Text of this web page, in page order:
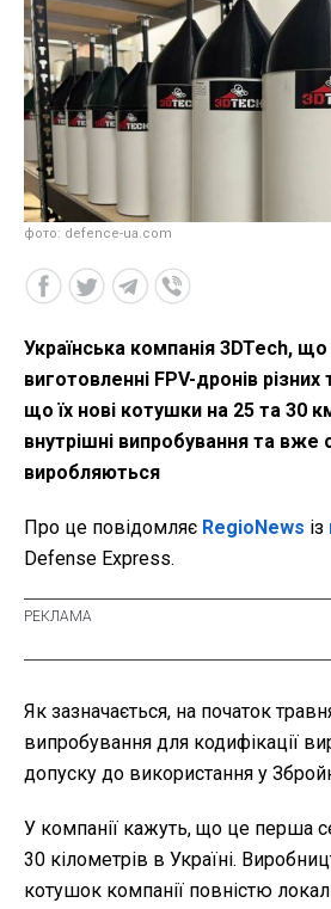
фото: defence-ua.com
Українська компанія 3DTech, що
виготовленні FPV-дронів різних
що їх нові котушки на 25 та 30
внутрішні випробування та вже
виробляються
Про це повідомляє RegioNews із
Defense Express.
Як зазначається, на початок
випробування для кодифікації
допуску до використання у
У компанії кажуть, що це перша
30 кілометрів в Україні.
котушок компанії повністю